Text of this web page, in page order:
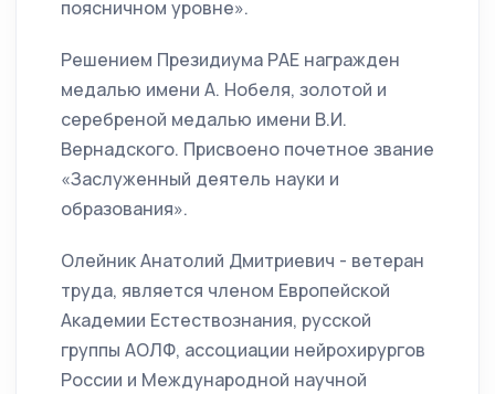
поясничном уровне».
Решением Президиума РАЕ награжден
медалью имени А. Нобеля, золотой и
серебреной медалью имени В.И.
Вернадского. Присвоено почетное звание
«Заслуженный деятель науки и
образования».
Олейник Анатолий Дмитриевич - ветеран
труда, является членом Европейской
Академии Естествознания, русской
группы АОЛФ, ассоциации нейрохирургов
России и Международной научной